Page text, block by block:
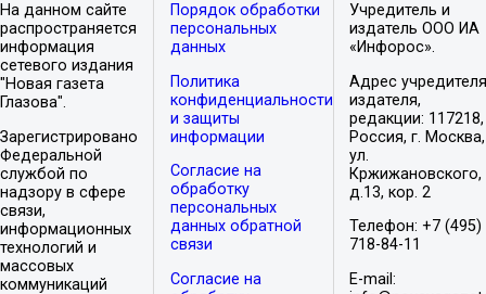
На данном сайте
распространяется
информация
сетевого издания
"Новая газета
Глазова".
Зарегистрировано
Федеральной
службой по
надзору в сфере
связи,
информационных
технологий и
массовых
коммуникаций
Порядок обработки
персональных
данных
Политика
конфиденциальности
и защиты
информации
Согласие на
обработку
персональных
данных обратной
связи
Согласие на
Учредитель и
издатель ООО ИА
«Инфорос».
Адрес
издателя,
редакции: 117218,
Россия, г. Москва,
ул.
Кржижановского,
д.13, кор. 2
Телефон: +7 (495)
718-84-11
E-mail: